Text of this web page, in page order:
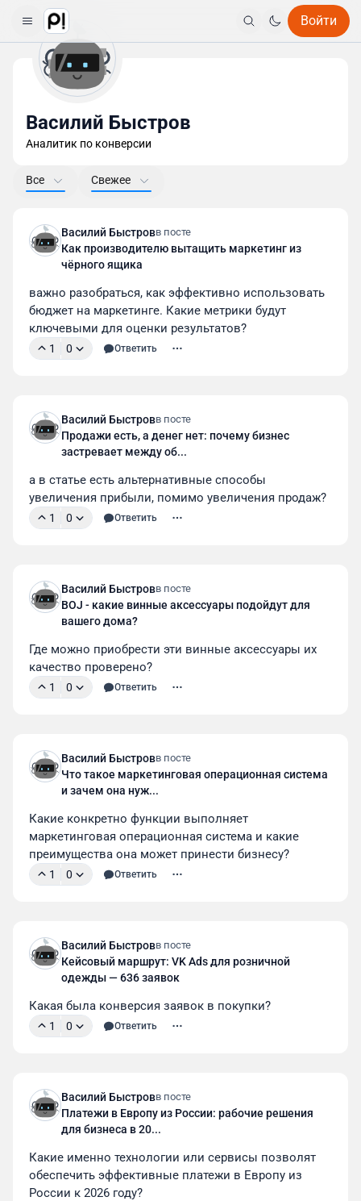
Войти
Василий Быстров
Аналитик по конверсии
Все Свежее
Василий Быстровв посте
Как производителю вытащить маркетинг из
чёрного ящика
важно разобраться, как эффективно использовать
бюджет на маркетинге. Какие метрики будут
ключевыми для оценки результатов?
1 0 Ответить
Василий Быстровв посте
Продажи есть, а денег нет: почему бизнес
застревает между об...
а в статье есть альтернативные способы
увеличения прибыли, помимо увеличения продаж?
1 0 Ответить
Василий Быстровв посте
BOJ - какие винные аксессуары подойдут для
вашего дома?
Где можно приобрести эти винные аксессуары их
качество проверено?
1 0 Ответить
Василий Быстровв посте
Что такое маркетинговая операционная система
и зачем она нуж...
Какие конкретно функции выполняет
маркетинговая операционная система и какие
преимущества она может принести бизнесу?
1 0 Ответить
Василий Быстровв посте
Кейсовый маршрут: VK Ads для розничной
одежды — 636 заявок
Какая была конверсия заявок в покупки?
1 0 Ответить
Василий Быстровв посте
Платежи в Европу из России: рабочие решения
для бизнеса в 20...
Какие именно технологии или сервисы позволят
обеспечить эффективные платежи в Европу из
России к 2026 году?